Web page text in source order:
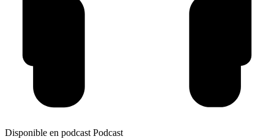
Disponible en podcast Podcast